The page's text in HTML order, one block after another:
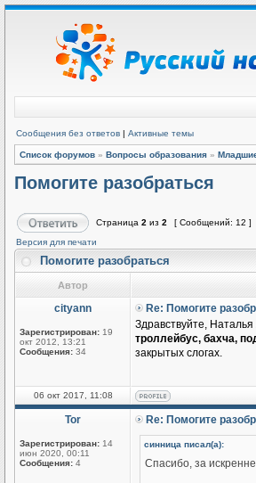
Сообщения без ответов | Активные темы
Список форумов » Вопросы образования »
Помогите разобраться
Страница 2 из 2
[ Сообщений: 12 ]
Версия для печати
Помогите разобраться
Автор
cityann
Зарегистрирован: 19
окт 2012, 13:21
Сообщения: 34
Re: Помогите
Здравствуйте,
троллейбус, бахча,
закрытых слогах.
06 окт 2017, 11:08
Tor
Зарегистрирован: 14
июн 2020, 00:11
Сообщения: 4
Re: Помогите
синница писал(а):
Спасибо, за